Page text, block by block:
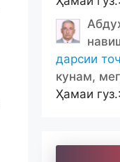
дарсии
кунам,
Ҳамаи